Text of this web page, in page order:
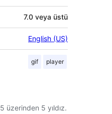
7.0 veya üstü
English (US)
gif player
5 üzerinden 5 yıldız.